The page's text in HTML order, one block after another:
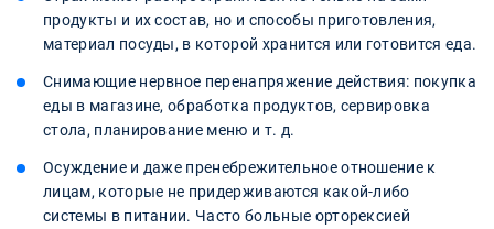
продукты и их состав, но и способы приготовления,
материал посуды, в которой хранится или готовится еда.
Снимающие нервное перенапряжение действия: покупка
еды в магазине, обработка продуктов, сервировка
стола, планирование меню и т. д.
Осуждение и даже пренебрежительное отношение к
лицам, которые не придерживаются какой-либо
системы в питании. Часто больные орторексией